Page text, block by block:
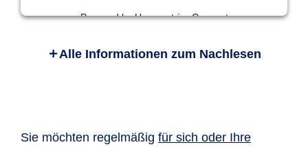
Powered byUsercentrics Consent
R+V-AnlageKombi Safe+Smart ist eine
den finanziellen Spielraum, sich auch spontan
Alle Informationen zum Nachlesen
Sie möchten regelmäßig für sich oder Ihre